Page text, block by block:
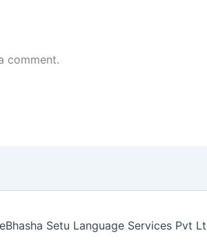
comment.
Setu Language Services Pvt